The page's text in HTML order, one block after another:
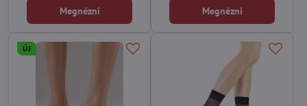
Megnézni Megnézni
ÚJ